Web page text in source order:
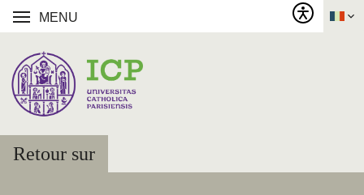
MENU
Retour sur